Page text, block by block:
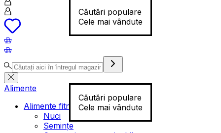
Căutări populare
Cele mai vândute
Căutări populare
Cele mai vândute
Alimente
Alimente fitness
Nuci
Semințe